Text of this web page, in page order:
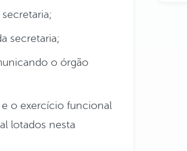
secretaria;
o órgão
o exercício funcional
lotados nesta